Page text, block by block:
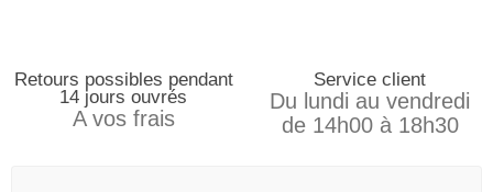
Retours possibles pendant
14 jours ouvrés
A vos frais
Service client
Du lundi au vendredi
de 14h00 à 18h30